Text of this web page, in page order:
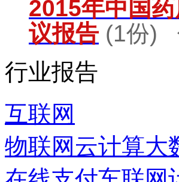
2015年中国
议报告 (1份)
行业报告
互联网
物联网 云计算大